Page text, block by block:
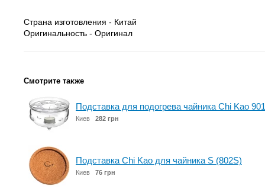
Страна изготовления - Китай
Оригинальность - Оригинал
Смотрите также
Подставка для подогрева чайника Chi Kao
Киев 282 грн
Подставка Chi Kao для чайника S (802S)
Киев 76 грн